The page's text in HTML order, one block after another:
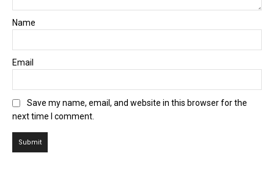
Name
Email
Save my name, email, and website in this browser for the
next time I comment.